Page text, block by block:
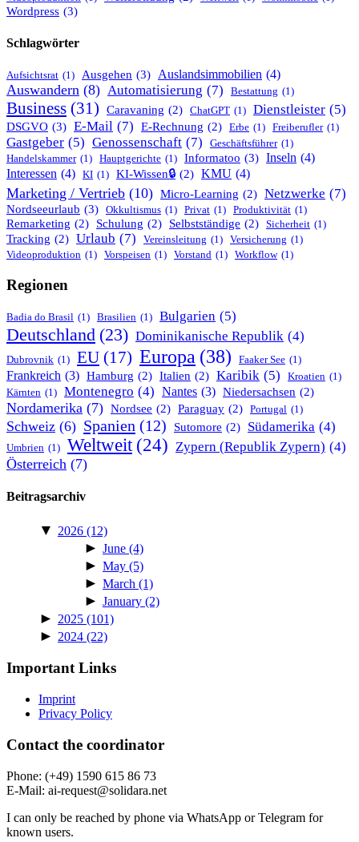
Wordpress (3)
Schlagwörter
Aufsichtsrat (1) Ausgehen (3) Auslandsimmobilien (4)
Auswandern (8) Automatisierung (7) Bestattung (1)
Business (31) Caravaning (2) ChatGPT (1) Dienstleister (5)
DSGVO (3) E-Mail (7) E-Rechnung (2) Erbe (1) Freiberufler (1)
Gastgeber (5) Genossenschaft (7) Geschäftsführer (1)
Handelskammer (1) Hauptgerichte (1) Informatoo (3) Inseln (4)
Interessen (4) KI (1) KI-Wissen🔒 (2) KMU (4)
Marketing / Vertrieb (10) Micro-Learning (2) Netzwerke (7)
Nordseeurlaub (3) Okkultismus (1) Privat (1) Produktivität (1)
Remarketing (2) Schulung (2) Selbstständige (2) Sicherheit (1)
Tracking (2) Urlaub (7) Vereinsleitung (1) Versicherung (1)
Videoproduktion (1) Vorspeisen (1) Vorstand (1) Workflow (1)
Regionen
Badia do Brasil (1) Brasilien (1) Bulgarien (5)
Deutschland (23) Dominikanische Republik (4)
Dubrovnik (1) EU (17) Europa (38) Faaker See (1)
Frankreich (3) Hamburg (2) Italien (2) Karibik (5) Kroatien (1)
Kärnten (1) Montenegro (4) Nantes (3) Niedersachsen (2)
Nordamerika (7) Nordsee (2) Paraguay (2) Portugal (1)
Schweiz (6) Spanien (12) Sutomore (2) Südamerika (4)
Umbrien (1) Weltweit (24) Zypern (Republik Zypern) (4)
Österreich (7)
Beitragsarchiv
▼ 2026 (12)
► June (4)
► May (5)
► March (1)
► January (2)
► 2025 (101)
► 2024 (22)
Important Links
Imprint
Privacy Policy
Contact the coordi­nator
Phone: (+49) 1590 615 86 73
E‑Mail: ai-request@solidara.net
I can only be reached by phone via WhatsApp or Telegram for
known users.